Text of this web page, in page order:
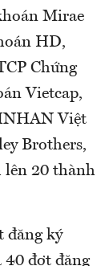
Mirae
HD,
Chứng
Vietcap,
Việt
Brothers,
lên 20 thành
đăng ký
40 đợt đăng